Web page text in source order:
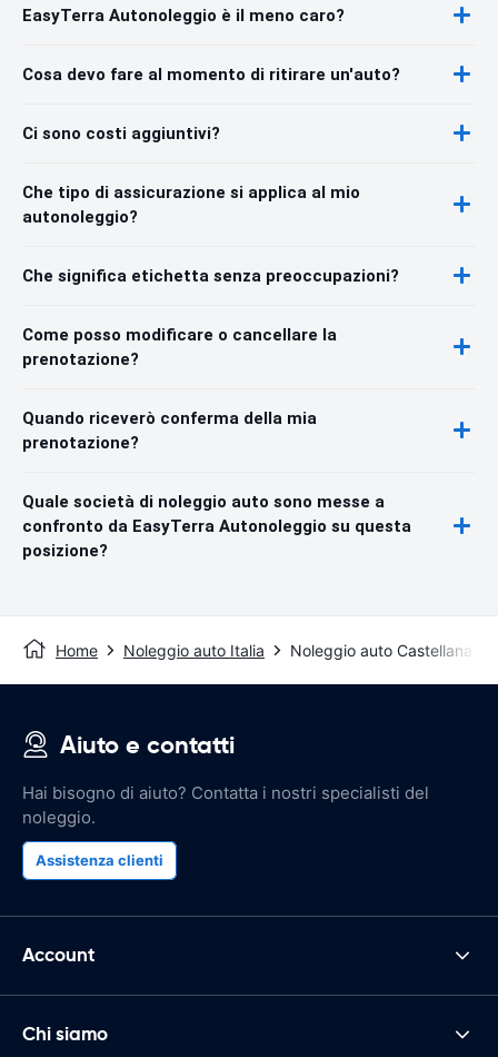
EasyTerra Autonoleggio è il meno caro?
Cosa devo fare al momento di ritirare un'auto?
Ci sono costi aggiuntivi?
Che tipo di assicurazione si applica al mio
autonoleggio?
Che significa etichetta senza preoccupazioni?
Come posso modificare o cancellare la
prenotazione?
Quando riceverò conferma della mia
prenotazione?
Quale società di noleggio auto sono messe a
confronto da EasyTerra Autonoleggio su questa
posizione?
Home Noleggio auto Italia Noleggio auto Castellana
Aiuto e contatti
Hai bisogno di aiuto? Contatta i nostri specialisti del
noleggio.
Assistenza clienti
Account
Chi siamo